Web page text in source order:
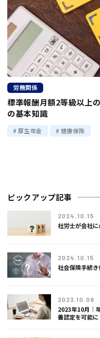
労務関係
標準報酬月額2等級以上
の基本知識
厚生年金 健康保険
ピックアップ記事
2024.10.15
社労士が会社
2024.10.15
社会保険手続
2023.10.06
2023年10月｜
養認定を可能に